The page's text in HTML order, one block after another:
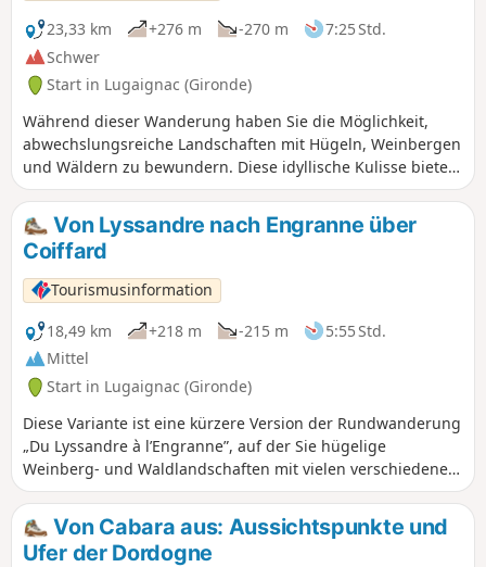
23,33 km
+276 m -270 m
7:25 Std.
Schwer
Start in Lugaignac (Gironde)
Während dieser Wanderung haben Sie die Möglichkeit,
abwechslungsreiche Landschaften mit Hügeln, Weinbergen
und Wäldern zu bewundern. Diese idyllische Kulisse bietet
eine Vielzahl bemerkenswerter Ausblicke. Unterwegs
entdecken Sie auch ein reiches architektonisches Erbe.
Burgen, Festungen und malerische Weiler säumen Ihren
Weg.
Von Lyssandre nach Engranne über
Coiffard
Tourismusinformation
18,49 km
+218 m -215 m
5:55 Std.
Mittel
Start in Lugaignac (Gironde)
Diese Variante ist eine kürzere Version der Rundwanderung
„Du Lyssandre à l’Engranne”, auf der Sie hügelige
Weinberg- und Waldlandschaften mit vielen verschiedenen
Ausblicken bewundern können. Bei der Erkundung dieser
reizvollen Gegend entdecken Sie Schlösser, Festungshäuser
und malerische Weiler.
Von Cabara aus: Aussichtspunkte und
Ufer der Dordogne